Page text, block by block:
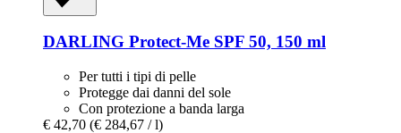
DARLING Protect-​Me SPF 50, 150 ml
Per tutti i tipi di pelle
Protegge dai danni del sole
Con protezione a banda larga
€ 42,70 (€ 284,67 / l)